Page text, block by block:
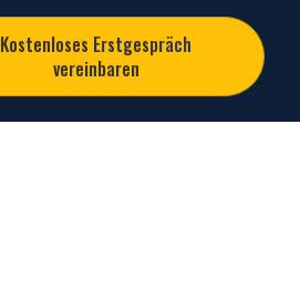
Kostenloses Erstgespräch
vereinbaren